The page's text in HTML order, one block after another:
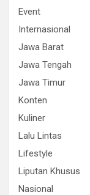
Event
Internasional
Jawa Barat
Jawa Tengah
Jawa Timur
Konten
Kuliner
Lalu Lintas
Lifestyle
Liputan Khusus
Nasional